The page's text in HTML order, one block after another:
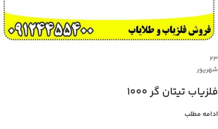
۲۳
شهریور
فلزیاب تیتان گر 1000
ادامه مطلب